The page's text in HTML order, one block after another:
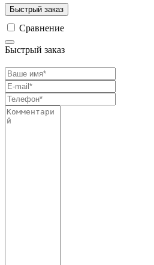
Быстрый заказ
Сравнение
Быстрый заказ